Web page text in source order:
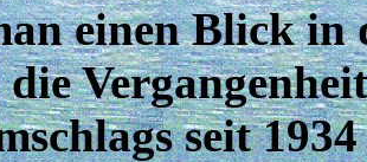
einen Blick
seit